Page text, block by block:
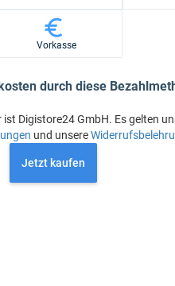
Vorkasse
durch diese
Digistore24 GmbH. Es gelten
und unsere
Jetzt kaufen